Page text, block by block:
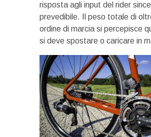
risposta agli input del rider
prevedibile. Il peso totale di
ordine di marcia si percepisce
si deve spostare o caricare in